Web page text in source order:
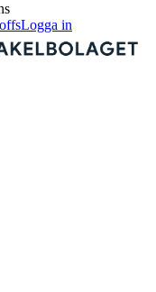
Logga in